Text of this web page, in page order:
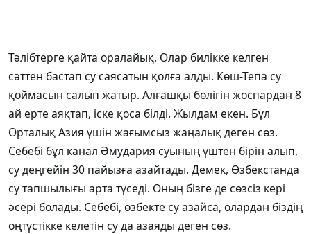
Тәлібтерге қайта оралайық. Олар билікке келген
сәттен бастап су саясатын қолға алды. Көш-Тепа су
қоймасын салып жатыр. Алғашқы бөлігін жоспардан 8
ай ерте аяқтап, іске қоса білді. Жылдам екен. Бұл
Орталық Азия үшін жағымсыз жаңалық деген сөз.
Себебі бұл канал Әмудария суының үштен бірін алып,
су деңгейін 30 пайызға азайтады. Демек, Өзбекстанда
су тапшылығы арта түседі. Оның бізге де сөзсіз кері
әсері болады. Себебі, өзбекте су азайса, олардан біздің
оңтүстікке келетін су да азаяды деген сөз.